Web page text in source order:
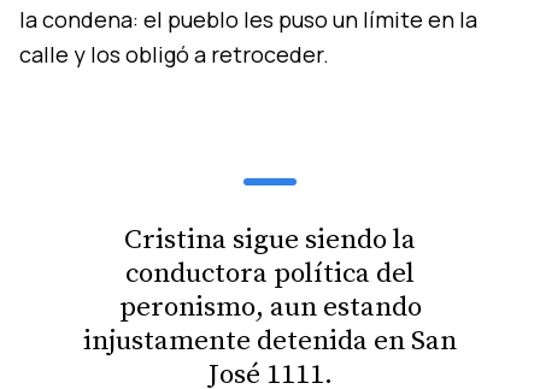
la condena: el pueblo les puso un límite en la
calle y los obligó a retroceder.
Cristina sigue siendo la
conductora política del
peronismo, aun estando
injustamente detenida en San
José 1111.